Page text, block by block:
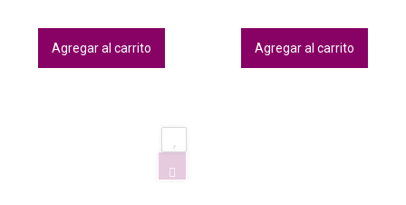
Agregar al carrito Agregar al carrito